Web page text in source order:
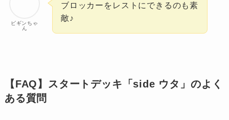
ビギンちゃ
ん
ブロッカーをレストにできるのも素
敵♪
【FAQ】スタートデッキ「side ウタ」のよく
ある質問